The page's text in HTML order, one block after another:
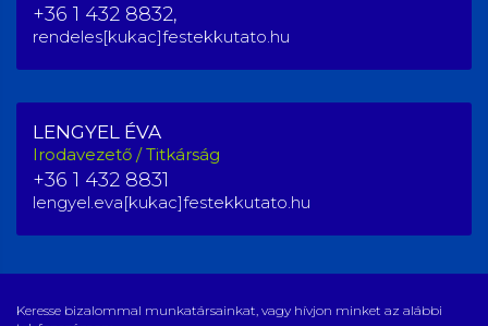
+36 1 432 8832,
rendeles[kukac]festekkutato.hu
LENGYEL ÉVA
Irodavezető / Titkárság
+36 1 432 8831
lengyel.eva[kukac]festekkutato.hu
Keresse bizalommal munkatársainkat, vagy hívjon minket az alábbi